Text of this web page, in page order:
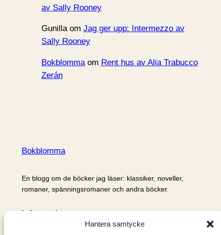
Hantera samtycke
av Sally Rooney
Gunillaom Jag ger upp: Intermezzo av
Sally Rooney
Bokblommaom Rent hus av Alia Trabucco
Zerán
Bokblomma
En blogg om de böcker jag läser: klassiker, noveller,
romaner, spänningsromaner och andra böcker.
Information